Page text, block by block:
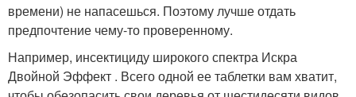
времени) не напасешься. Поэтому лучше отдать
предпочтение чему-то проверенному.
Например, инсектициду широкого спектра Искра
Двойной Эффект . Всего одной ее таблетки вам хватит,